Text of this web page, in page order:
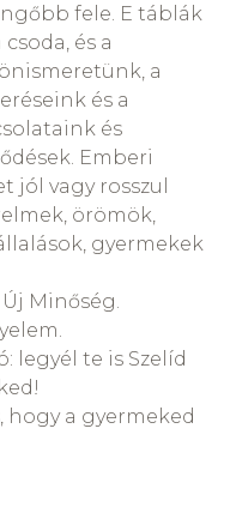
fele. E táblák
és a
a
és a
és
Emberi
jól vagy rosszul
örömök,
gyermekek
Minőség.
legyél te is Szelíd
hogy a gyermeked